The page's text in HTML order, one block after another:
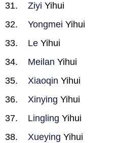
Ziyi Yihui
Yongmei Yihui
Le Yihui
Meilan Yihui
Xiaoqin Yihui
Xinying Yihui
Lingling Yihui
Xueying Yihui